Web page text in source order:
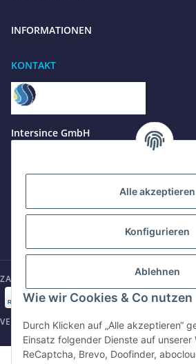
Wir sind gerne für Sie da
Jetzt anrufen
+49 8679 984969
werktags Mo–Fr
WhatsApp
+49 162 5669885
E-Mail
Webseite
INFORMATIONEN
KONTAKT
Intersince GmbH
84508 Burgkirchen a.d.Alz
Mo-Fr: 8:30 - 17:00 Uhr
ZAHLUNGSARTEN
VERSANDARTEN
©2025 Intersince GmbH | powered
Alle akzeptieren
Konfigurieren
Ablehnen
Wie wir Cookies & Co nutzen
Durch Klicken auf „Alle akzeptieren“
Einsatz folgender Dienste auf unserer
ReCaptcha, Brevo, Doofinder,